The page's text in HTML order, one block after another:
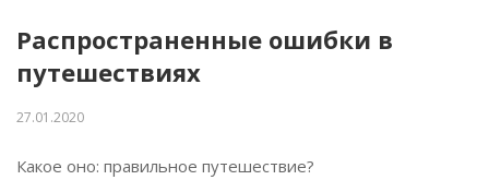
Распространенные ошибки в
путешествиях
27.01.2020
Какое оно: правильное путешествие?